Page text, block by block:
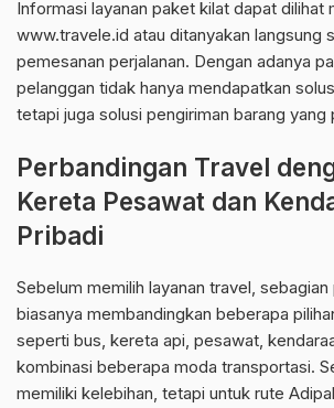
Informasi layanan paket kilat dapat dilihat
www.travele.id atau ditanyakan langsung
pemesanan perjalanan. Dengan adanya
pelanggan tidak hanya mendapatkan
tetapi juga solusi pengiriman barang yang
Perbandingan Travel
Kereta Pesawat dan
Pribadi
Sebelum memilih layanan travel,
biasanya membandingkan beberapa
seperti bus, kereta api, pesawat,
kombinasi beberapa moda transportasi.
memiliki kelebihan, tetapi untuk rute